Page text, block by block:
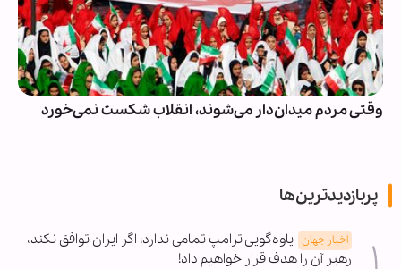
وقتی مردم میدان‌دار می‌شوند، انقلاب شکست نمی‌خورد
پربازدیدترین‌ها
اخبار جهان یاوه‌گویی ترامپ تمامی ندارد؛ اگر ایران توافق نکند،
رهبر آن را هدف قرار خواهیم داد!